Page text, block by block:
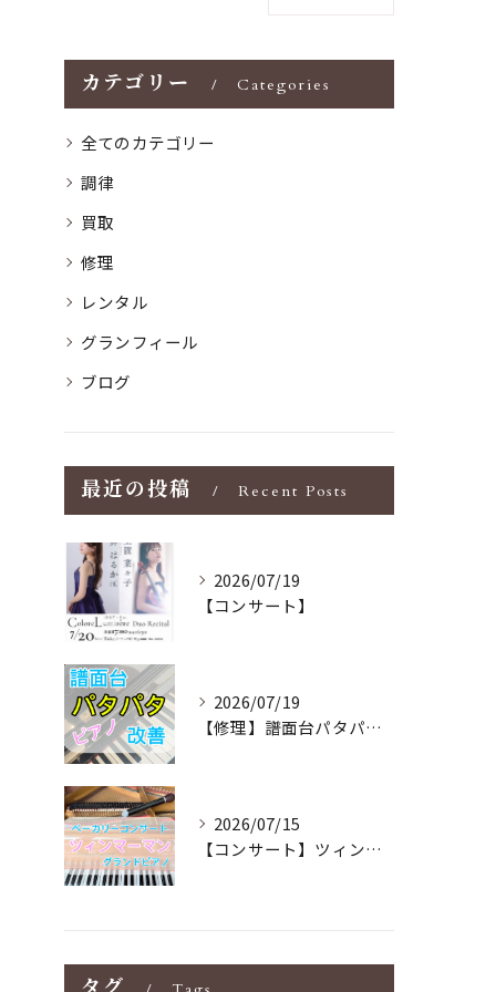
カテゴリー Categories
全てのカテゴリー
調律
買取
修理
レンタル
グランフィール
ブログ
最近の投稿 Recent Posts
2026/07/19
【コンサート】
2026/07/19
【修理】譜面台パタパタを改善！ストレス解消！
2026/07/15
【コンサート】ツィンマーマンのグランドピアノ♪木目猫足グラン...